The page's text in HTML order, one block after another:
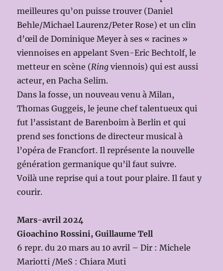
meilleures qu’on puisse trouver (Daniel
Behle/Michael Laurenz/Peter Rose) et un clin
d’œil de Dominique Meyer à ses « racines »
viennoises en appelant Sven-Eric Bechtolf, le
metteur en scène (Ring viennois) qui est aussi
acteur, en Pacha Selim.
Dans la fosse, un nouveau venu à Milan,
Thomas Guggeis, le jeune chef talentueux qui
fut l’assistant de Barenboim à Berlin et qui
prend ses fonctions de directeur musical à
l’opéra de Francfort. Il représente la nouvelle
génération germanique qu’il faut suivre.
Voilà une reprise qui a tout pour plaire. Il faut y
courir.
Mars-avril 2024
Gioachino Rossini, Guillaume Tell
6 repr. du 20 mars au 10 avril – Dir : Michele
Mariotti /MeS : Chiara Muti